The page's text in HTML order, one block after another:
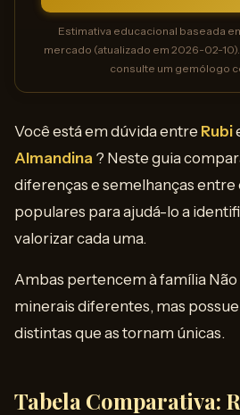
Estimativa educacional baseada
mercado (atualizado em 2026-02-
consulte um gemólogo
Você está em dúvida entre Rubi
Almandina ? Neste guia
diferenças e semelhanças entre
populares para ajudá-lo a
valorizar cada uma.
Ambas pertencem à família
minerais diferentes, mas
distintas que as tornam únicas.
Tabela Comparativa: